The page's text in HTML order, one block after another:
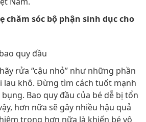
chăm sóc bộ phận sinh dục cho
quy đầu
rửa “cậu nhỏ” như những phần
lau khô. Đừng tìm cách tuốt mạnh
Bao quy đầu của bé dễ bị tổn
hơn nữa sẽ gây nhiều hậu quả
trọng hơn nữa là khiến bé vô